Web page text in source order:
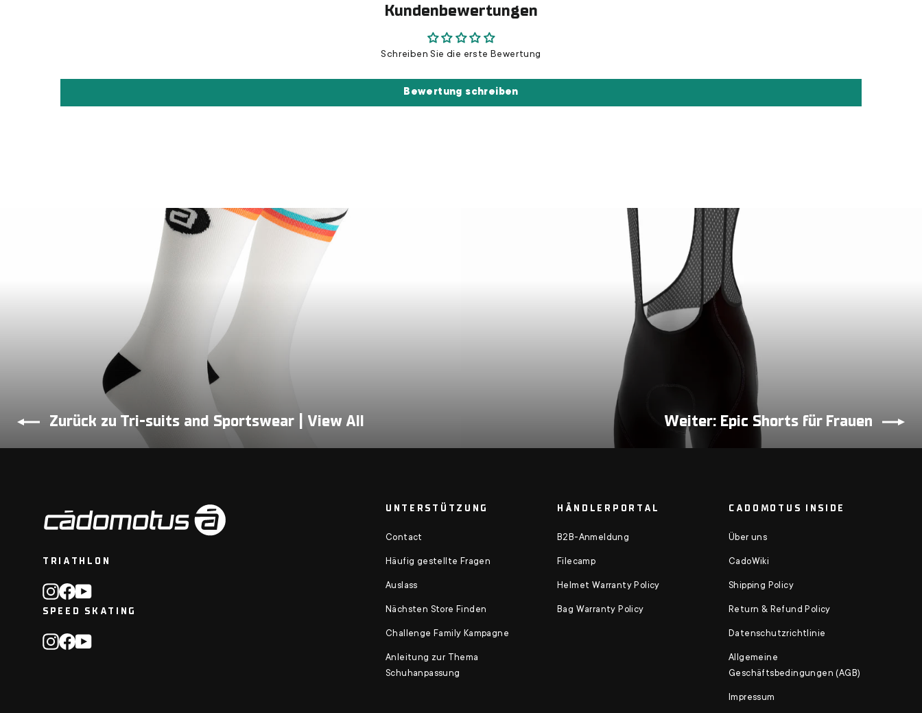
Kundenbewertungen
Schreiben Sie die erste Bewertung
Bewertung schreiben
Zurück zu Tri-suits and Sportswear | View All Weiter: Epic Shorts für Frauen
TRIATHLON
Instagram
Facebook
SPEED SKATING
Instagram
Facebook
UNTERSTÜTZUNG
Contact
Häufig gestellte Fragen
Auslass
Nächsten Store Finden
Challenge Family Kampagne
Anleitung zur Thema
Schuhanpassung
HÄNDLERPORTAL
B2B-Anmeldung
Filecamp
Helmet Warranty Policy
Bag Warranty Policy
CADOMOTUS INSIDE
Über uns
CadoWiki
Shipping Policy
Return & Refund Policy
Datenschutzrichtlinie
Allgemeine
Geschäftsbedingungen (AGB)
Impressum